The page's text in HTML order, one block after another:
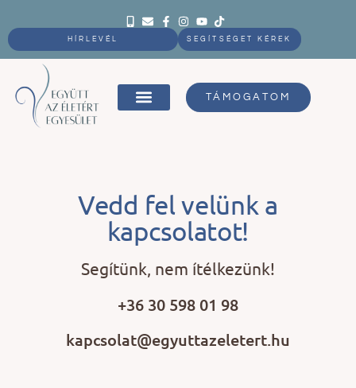
HÍRLEVÉL SEGÍTSÉGET KÉREK
TÁMOGATOM
Vedd fel velünk a
kapcsolatot!
Segítünk, nem ítélkezünk!
+36 30 598 01 98
kapcsolat@egyuttazeletert.hu